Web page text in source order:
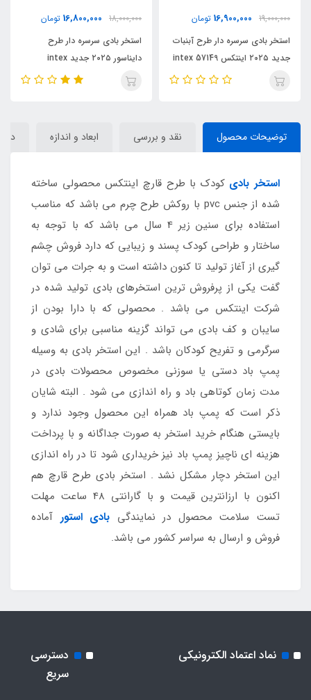
16,900,000 تومان
بادی سرسره دار طرح آبنبات
16,800,000 تومان
استخر بادی سرسره دار طرح
دایناسور ۲۰۲۵ جدید intex
57135
57180
توضیحات محصول نقد و بررسی ابعاد و اندازه
استخر بادی کودک با طرح قارچ اینتکس محصولی ساخته
شده از جنس pvc با روکش طرح چرم می باشد که مناسب
استفاده برای سنین زیر 4 سال می باشد که با توجه به
ساختار و طراحی کودک پسند و زیبایی که دارد فروش چشم
گیری از آغاز تولید تا کنون داشته است و به جرات می توان
گفت یکی از پرفروش ترین استخرهای بادی تولید شده در
شرکت اینتکس می باشد . محصولی که با دارا بودن از
سایبان و کف بادی می تواند گزینه مناسبی برای شادی و
سرگرمی و تفریح کودکان باشد . این استخر بادی به وسیله
پمپ باد دستی یا سوزنی مخصوص محصولات بادی در
مدت زمان کوتاهی باد و راه اندازی می شود . البته شایان
ذکر است که پمپ باد همراه این محصول وجود ندارد و
بایستی هنگام خرید استخر به صورت جداگانه و با پرداخت
هزینه ای ناچیز پمپ باد نیز خریداری شود تا در راه اندازی
این استخر دچار مشکل نشد . استخر بادی طرح قارچ هم
اکنون با ارزانترین قیمت و با گارانتی 48 ساعت مهلت
تست سلامت محصول در نمایندگی بادی استور آماده
فروش و ارسال به سراسر کشور می باشد.
نماد اعتماد الکترونیکی
دسترسی
سریع